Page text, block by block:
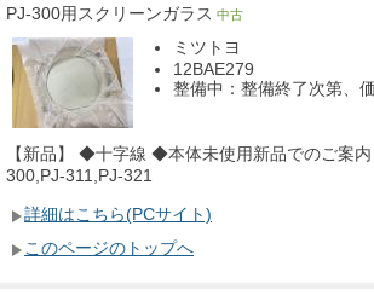
PJ-300用スクリーンガラス 中古
ミツトヨ
12BAE279
整備中：整備終了次第、
【新品】 ◆十字線 ◆本体未使用新品でのご案
300,PJ-311,PJ-321
詳細はこちら(PCサイト)
このページのトップへ